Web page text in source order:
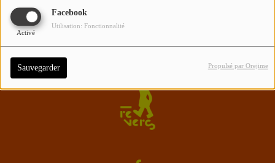
Facebook
Activé
Utilisation: Fonctionnalité
Sauvegarder Propulsé par Orejime